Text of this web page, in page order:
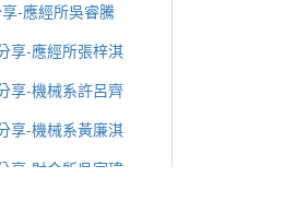
-應經所吳睿騰
享-應經所張梓淇
享-機械系許呂齊
享-機械系黃廉淇
享-財金所吳家瑋